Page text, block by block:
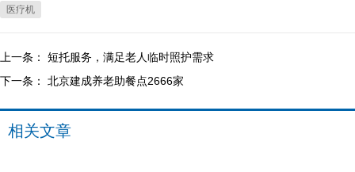
医疗机
上一条： 短托服务，满足老人临时照护需求
下一条： 北京建成养老助餐点2666家
相关文章